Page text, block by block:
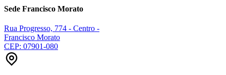
Sede Francisco Morato
Rua Progresso, 774 - Centro -
Francisco Morato
CEP: 07901-080